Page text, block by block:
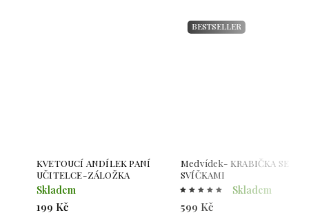
KVETOUCÍ ANDÍLEK PANÍ
UČITELCE-ZÁLOŽKA
Skladem
199 Kč
BESTSELLER
Medvídek- KRABIČKA SE
SVÍČKAMI
Skladem
599 Kč